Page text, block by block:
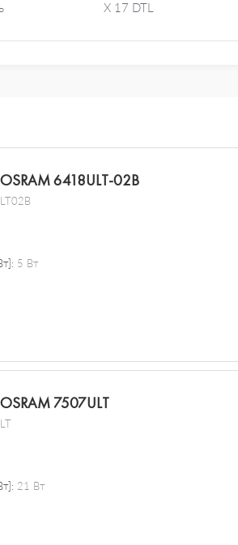
X 17 DTL
6418ULT-02B
5 Вт
7507ULT
21 Вт